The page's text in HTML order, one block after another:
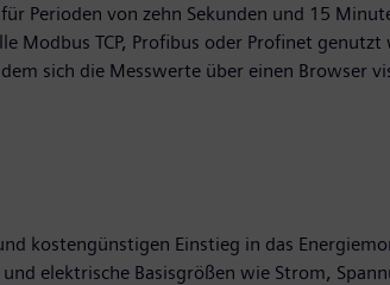
Perioden von zehn Sekunden und 15
TCP, Profibus oder Profinet
sich die Messwerte über einen Browser
kostengünstigen Einstieg in das
elektrische Basisgrößen wie Strom,